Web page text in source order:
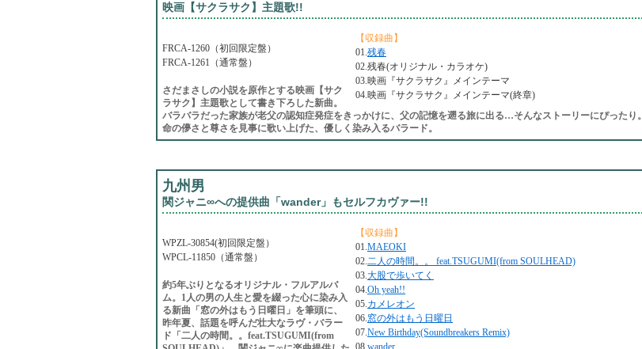
映画【サクラサク】主題歌!!
【収録曲】
01.残春
02.残春(オリジナル・カラオケ)
03.映画『サクラサク』メインテーマ
04.映画『サクラサク』メインテーマ(終章)
FRCA-1260（初回限定盤）
FRCA-1261（通常盤）
さだまさしの小説を原作とする映画【サク
ラサク】主題歌として書き下ろした新曲。
バラバラだった家族が老父の認知症発症をきっかけに、父の記憶を遡る旅に出る…そんなストーリーにぴったり。
命の儚さと尊さを見事に歌い上げた、優しく染み入るバラード。
九州男
関ジャニ∞への提供曲「wander」もセルフカヴァー!!
【収録曲】
01.MAEOKI
02.二人の時間。。 feat.TSUGUMI(from SOULHEAD)
03.大股で歩いてく
04.Oh yeah!!
05.カメレオン
06.窓の外はもう日曜日
07.New Birthday(Soundbreakers Remix)
08.wander
WPZL-30854(初回限定盤）
WPCL-11850（通常盤）
約5年ぶりとなるオリジナル・フルアルバ
ム。1人の男の人生と愛を綴った心に染み入
る新曲「窓の外はもう日曜日」を筆頭に、
昨年夏、話題を呼んだ壮大なラヴ・バラー
ド「二人の時間。。feat.TSUGUMI(from